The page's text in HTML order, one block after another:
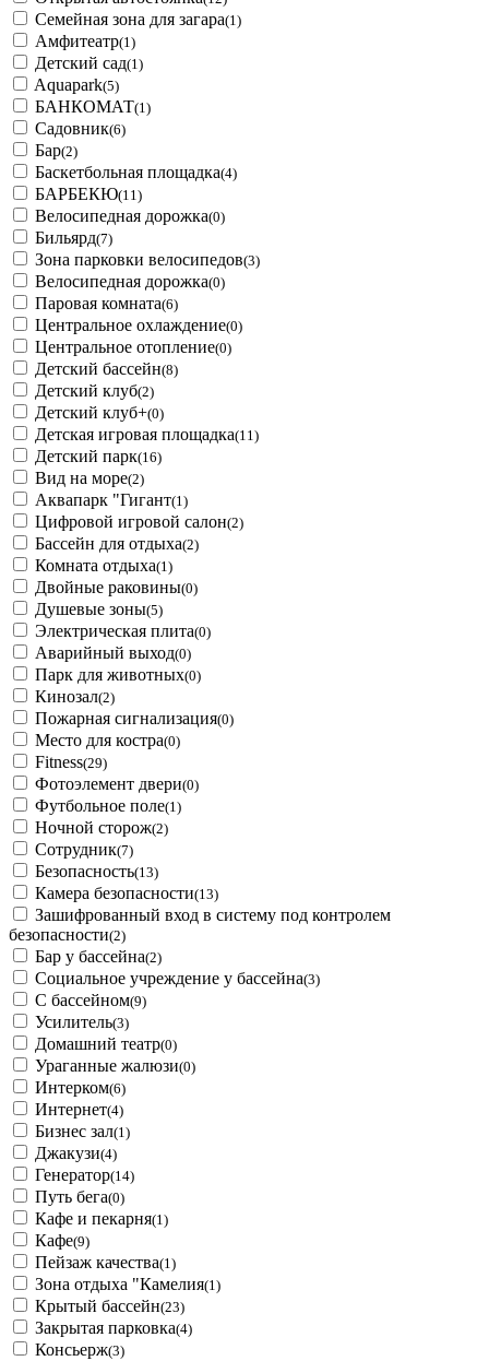
Семейная зона для загара(1)
Амфитеатр(1)
Детский сад(1)
Aquapark(5)
БАНКОМАТ(1)
Садовник(6)
Бар(2)
Баскетбольная площадка(4)
БАРБЕКЮ(11)
Велосипедная дорожка(0)
Бильярд(7)
Зона парковки велосипедов(3)
Велосипедная дорожка(0)
Паровая комната(6)
Центральное охлаждение(0)
Центральное отопление(0)
Детский бассейн(8)
Детский клуб(2)
Детский клуб+(0)
Детская игровая площадка(11)
Детский парк(16)
Вид на море(2)
Аквапарк "Гигант(1)
Цифровой игровой салон(2)
Бассейн для отдыха(2)
Комната отдыха(1)
Двойные раковины(0)
Душевые зоны(5)
Электрическая плита(0)
Аварийный выход(0)
Парк для животных(0)
Кинозал(2)
Пожарная сигнализация(0)
Место для костра(0)
Fitness(29)
Фотоэлемент двери(0)
Футбольное поле(1)
Ночной сторож(2)
Сотрудник(7)
Безопасность(13)
Камера безопасности(13)
Зашифрованный вход в систему под контролем
безопасности(2)
Бар у бассейна(2)
Социальное учреждение у бассейна(3)
С бассейном(9)
Усилитель(3)
Домашний театр(0)
Ураганные жалюзи(0)
Интерком(6)
Интернет(4)
Бизнес зал(1)
Джакузи(4)
Генератор(14)
Путь бега(0)
Кафе и пекарня(1)
Кафе(9)
Пейзаж качества(1)
Зона отдыха "Камелия(1)
Крытый бассейн(23)
Закрытая парковка(4)
Консьерж(3)